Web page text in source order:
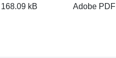
168.09 kB Adobe PDF